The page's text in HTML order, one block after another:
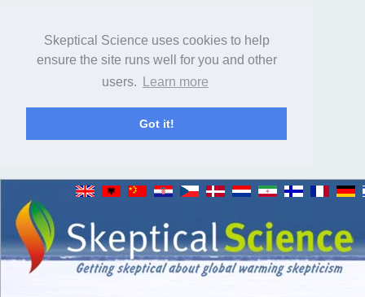
Skeptical Science uses cookies to help
ensure the site runs well for you and other
users.
Learn more
Got it!